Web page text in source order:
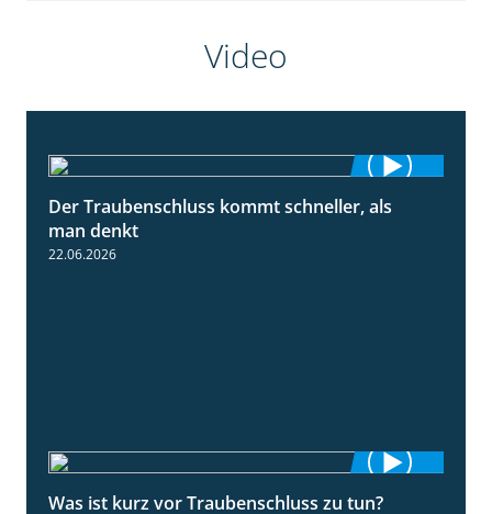
Video
2:39
Der Traubenschluss kommt schneller, als
man denkt
22.06.2026
5:04
Was ist kurz vor Traubenschluss zu tun?